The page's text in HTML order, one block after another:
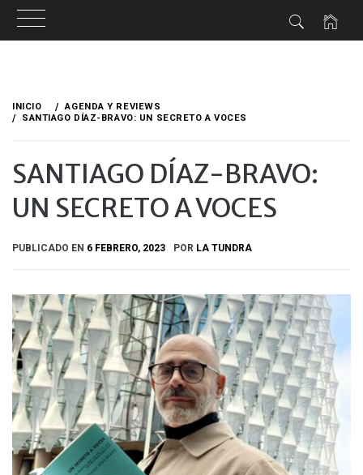
contenido
INICIO
AGENDA Y REVIEWS
SANTIAGO DÍAZ-BRAVO: UN SECRETO A VOCES
SANTIAGO DÍAZ-BRAVO:
UN SECRETO A VOCES
PUBLICADO EN 6 FEBRERO, 2023 POR LA TUNDRA